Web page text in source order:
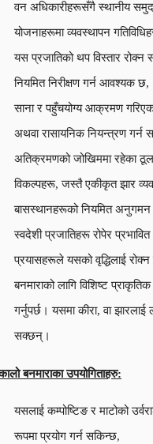
वन अधिकारीहरूसँगै स्थानीय
योजनाहरूमा व्यवस्थापन
यस प्रजातिको थप विस्तार रोक्न
नियमित निरीक्षण गर्न आवश्यक छ,
साना र पहुँचयोग्य आक्रमण
अथवा रासायनिक नियन्त्रण गर्न
अतिक्रमणको जोखिममा रहेका
विकल्पहरू, जस्तै एकीकृत झार
बासस्थानहरूको नियमित अनुगमन
स्वदेशी प्रजातिहरू रोपेर
प्रयासहरूले यसको वृद्धिलाई रोक्न
बनमाराको लागि विशिष्ट
गर्नुपर्छ। यसमा कीरा, वा झारलाई
सक्छन्।
बनमाराका उपयोगिताहरु:
यसलाई कम्पोष्टिङ र माटोको
रूपमा प्रयोग गर्न सकिन्छ,